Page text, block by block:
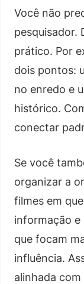
Você não
pesquisador.
prático. Por
dois pontos:
no enredo e
histórico.
conectar
Se você
organizar a
filmes em
informação e
que focam
influência.
alinhada com